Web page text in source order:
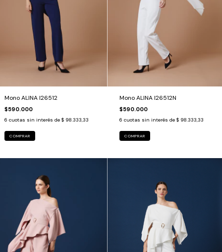
Mono ALINA I26512
$590.000
6 cuotas sin interés de $ 98.333,33
COMPRAR
Mono ALINA I26512N
$590.000
6 cuotas sin interés de $ 98.333,33
COMPRAR